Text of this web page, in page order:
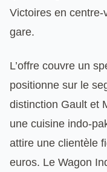
Victoires en
gare.
L’offre couvre un
positionne sur le
distinction Gault et
une cuisine indo-
attire une clientèle
euros. Le Wagon